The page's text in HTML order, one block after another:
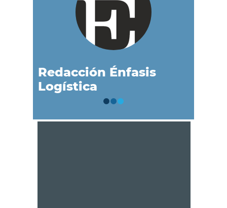
Redacción Énfasis
Logística